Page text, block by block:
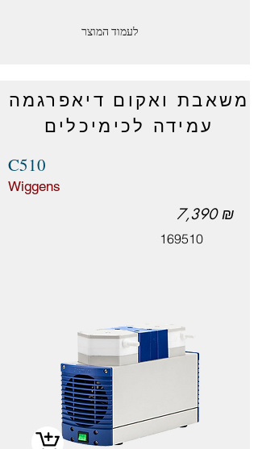
לעמוד המוצר
משאבת ואקום דיאפרגמה
עמידה לכימיכלים
C510
Wiggens
7,390 ₪
169510